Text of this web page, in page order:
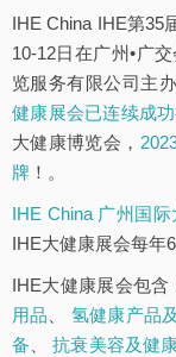
IHE China IHE第35
10-12日在广州•广
览服务有限公司主
健康展会已连续成
大健康博览会，
牌 ！。
IHE China 广州国
IHE大健康展会每年
IHE大健康展会包含
用品、 氢健康产品
备、抗衰美容及健